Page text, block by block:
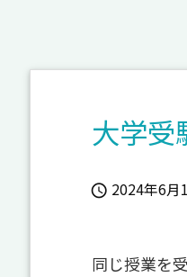
大学受
 2024年6月
同じ授業を